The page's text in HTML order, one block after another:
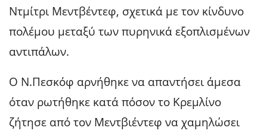
Ντμίτρι Μεντβέντεφ, σχετικά με τον κίνδυνο
πολέμου μεταξύ των πυρηνικά εξοπλισμένων
αντιπάλων.
Ο Ν.Πεσκόφ αρνήθηκε να απαντήσει άμεσα
όταν ρωτήθηκε κατά πόσον το Κρεμλίνο
ζήτησε από τον Μεντβιέντεφ να χαμηλώσει